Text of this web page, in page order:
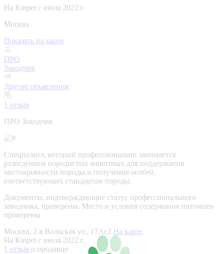
На Kinpet c июля 2022 г.
Москва
Показать на карте
ПРО
Заводчик
Другие объявления
1 отзыв
ПРО Заводчик
Специалист, который профессионально занимается
разведением породистых животных для поддержания
чистокровности породы и получения особей,
соответствующих стандартам породы.
Документы, подтверждающие статус профессионального
заводчика, проверены. Место и условия содержания питомцев
проверены
Москва, 2-я Вольская ул., 17Ас2 На карте
На Kinpet c июля 2022 г.
1 отзыв о продавце